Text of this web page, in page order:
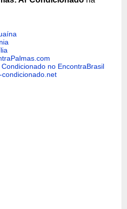
no EncontraBrasil
condicionado.net